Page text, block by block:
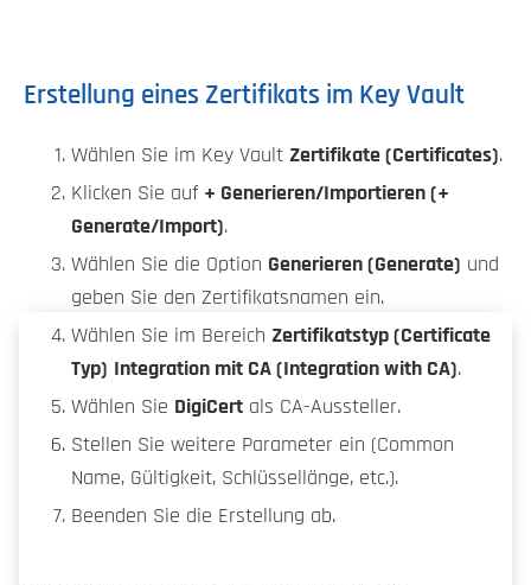
Erstellung eines Zertifikats im Key Vault
Wählen Sie im Key Vault Zertifikate (Certificates).
Klicken Sie auf + Generieren/Importieren (+
Generate/Import).
Wählen Sie die Option Generieren (Generate) und
geben Sie den Zertifikatsnamen ein.
Wählen Sie im Bereich Zertifikatstyp (Certificate
Typ) Integration mit CA (Integration with CA).
Wählen Sie DigiCert als CA-Aussteller.
Stellen Sie weitere Parameter ein (Common
Name, Gültigkeit, Schlüssellänge, etc.).
Beenden Sie die Erstellung ab.